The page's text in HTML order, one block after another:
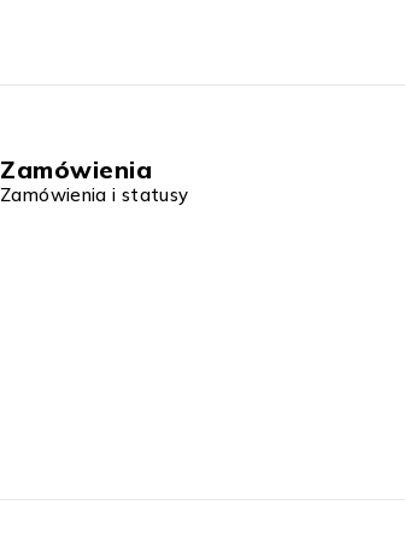
Zamówienia
Zamówienia i statusy